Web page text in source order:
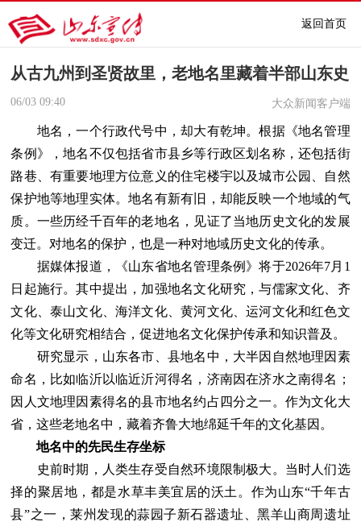
返回首页
从古九州到圣贤故里，老地名里藏着半部山东史
06/03 09:40 大众新闻客户端
地名，一个行政代号中，却大有乾坤。根据《地名管理
条例》，地名不仅包括省市县乡等行政区划名称，还包括街
路巷、有重要地理方位意义的住宅楼宇以及城市公园、自然
保护地等地理实体。地名有新有旧，却能反映一个地域的气
质。一些历经千百年的老地名，见证了当地历史文化的发展
变迁。对地名的保护，也是一种对地域历史文化的传承。
据媒体报道，《山东省地名管理条例》将于2026年7月1
日起施行。其中提出，加强地名文化研究，与儒家文化、齐
文化、泰山文化、海洋文化、黄河文化、运河文化和红色文
化等文化研究相结合，促进地名文化保护传承和知识普及。
研究显示，山东各市、县地名中，大半因自然地理因素
命名，比如临沂以临近沂河得名，济南因在济水之南得名；
因人文地理因素得名的县市地名约占四分之一。作为文化大
省，这些老地名中，藏着齐鲁大地绵延千年的文化基因。
地名中的先民生存坐标
史前时期，人类生存受自然环境限制极大。当时人们选
择的聚居地，都是水草丰美宜居的沃土。作为山东“千年古
县”之一，莱州发现的蒜园子新石器遗址、黑羊山商周遗址